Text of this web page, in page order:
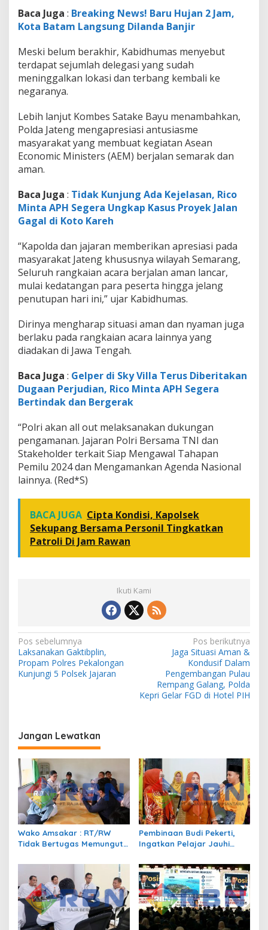
Baca Juga : Breaking News! Baru Hujan 2 Jam,
Kota Batam Langsung Dilanda Banjir
Meski belum berakhir, Kabidhumas menyebut
terdapat sejumlah delegasi yang sudah
meninggalkan lokasi dan terbang kembali ke
negaranya.
Lebih lanjut Kombes Satake Bayu menambahkan,
Polda Jateng mengapresiasi antusiasme
masyarakat yang membuat kegiatan Asean
Economic Ministers (AEM) berjalan semarak dan
aman.
Baca Juga : Tidak Kunjung Ada Kejelasan, Rico
Minta APH Segera Ungkap Kasus Proyek Jalan
Gagal di Koto Kareh
“Kapolda dan jajaran memberikan apresiasi pada
masyarakat Jateng khususnya wilayah Semarang,
Seluruh rangkaian acara berjalan aman lancar,
mulai kedatangan para peserta hingga jelang
penutupan hari ini,” ujar Kabidhumas.
Dirinya mengharap situasi aman dan nyaman juga
berlaku pada rangkaian acara lainnya yang
diadakan di Jawa Tengah.
Baca Juga : Gelper di Sky Villa Terus Diberitakan
Dugaan Perjudian, Rico Minta APH Segera
Bertindak dan Bergerak
“Polri akan all out melaksanakan dukungan
pengamanan. Jajaran Polri Bersama TNI dan
Stakeholder terkait Siap Mengawal Tahapan
Pemilu 2024 dan Mengamankan Agenda Nasional
lainnya. (Red*S)
BACA JUGA Cipta Kondisi, Kapolsek
Sekupang Bersama Personil Tingkatkan
Patroli Di Jam Rawan
Ikuti Kami
N
a
v
a
s
i
p
o
s
Pos sebelumnya
Laksanakan Gaktibplin,
Propam Polres Pekalongan
Kunjungi 5 Polsek Jajaran
Pos berikutnya
Jaga Situasi Aman &
Kondusif Dalam
Pengembangan Pulau
Rempang Galang, Polda
Kepri Gelar FGD di Hotel PIH
Jangan Lewatkan
Wako Amsakar : RT/RW
Tidak Bertugas Memungut
Pembinaan Budi Pekerti,
Ingatkan Pelajar Jauhi
Bermedia Sosial